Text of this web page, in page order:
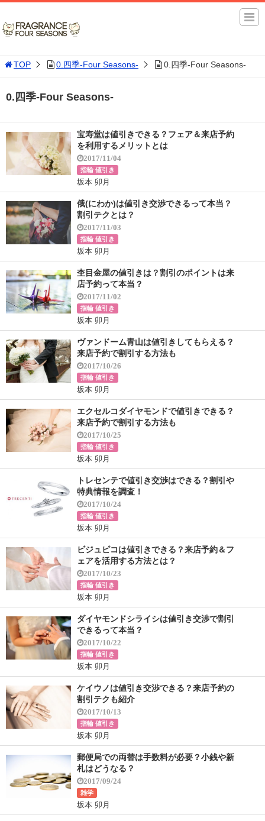
TOP 0.四季-Four Seasons- 0.四季-Four Seasons-
0.四季-Four Seasons-
宝寿堂は値引きできる？フェア＆来店予約
を利用するメリットとは
2017/11/04
指輪 値引き
坂本 卯月
俄(にわか)は値引き交渉できるって本当？
割引テクとは？
2017/11/03
指輪 値引き
坂本 卯月
杢目金屋の値引きは？割引のポイントは来
店予約って本当？
2017/11/02
指輪 値引き
坂本 卯月
ヴァンドーム青山は値引きしてもらえる？
来店予約で割引する方法も
2017/10/26
指輪 値引き
坂本 卯月
エクセルコダイヤモンドで値引きできる？
来店予約で割引する方法も
2017/10/25
指輪 値引き
坂本 卯月
トレセンテで値引き交渉はできる？割引や
特典情報を調査！
2017/10/24
指輪 値引き
坂本 卯月
ビジュピコは値引きできる？来店予約＆フ
ェアを活用する方法とは？
2017/10/23
指輪 値引き
坂本 卯月
ダイヤモンドシライシは値引き交渉で割引
できるって本当？
2017/10/22
指輪 値引き
坂本 卯月
ケイウノは値引き交渉できる？来店予約の
割引テクも紹介
2017/10/13
指輪 値引き
坂本 卯月
郵便局での両替は手数料が必要？小銭や新
札はどうなる？
2017/09/24
雑学
坂本 卯月